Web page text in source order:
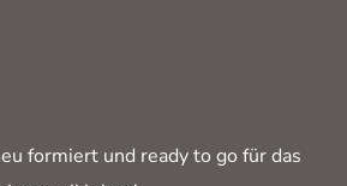
formiert und ready to go für das